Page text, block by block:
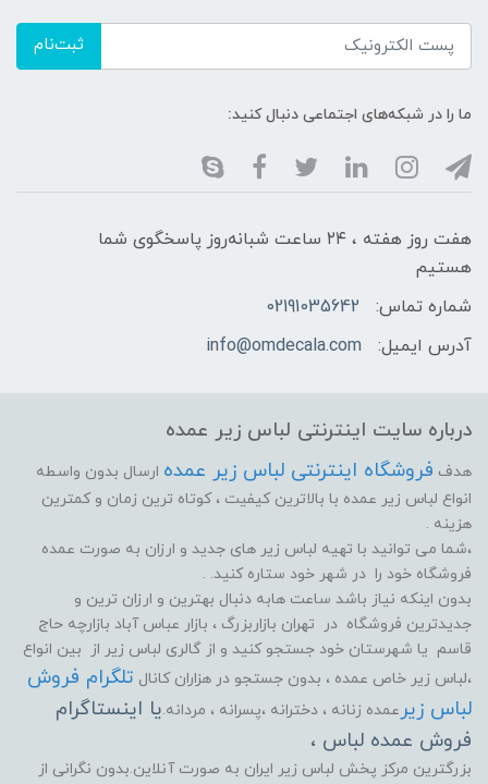
ثبت‌نام
ما را در شبکه‌های اجتماعی دنبال کنید:
هفت روز هفته ، ۲۴ ساعت شبانه‌روز پاسخگوی شما
هستیم
شماره تماس:
02191035642
آدرس ایمیل:
info@omdecala.com
درباره سایت اینترنتی لباس زیر عمده
هدف فروشگاه اینترنتی لباس زیر عمده ارسال بدون واسطه
انواع لباس زیر عمده با بالاترین کیفیت ، کوتاه ترین زمان و کمترین
هزینه .
،شما می توانید با تهیه لباس زیر های جدید و ارزان به صورت عمده
فروشگاه خود را در شهر خود ستاره کنید. .
بدون اینکه نیاز باشد ساعت هابه دنبال بهترین و ارزان ترین و
جدیدترین فروشگاه در تهران بازاربزرگ ، بازار عباس آباد بازارچه حاج
قاسم یا شهرستان خود جستجو کنید و از گالری لباس زیر از بین انواع
،لباس زیر خاص عمده ، بدون جستجو در هزاران کانال تلگرام فروش
لباس زیر عمده زنانه ، دخترانه ،پسرانه ، مردانه.یا اینستاگرام
فروش عمده لباس ،
بزرگترین مرکز پخش لباس زیر ایران به صورت آنلاین.بدون نگرانی از